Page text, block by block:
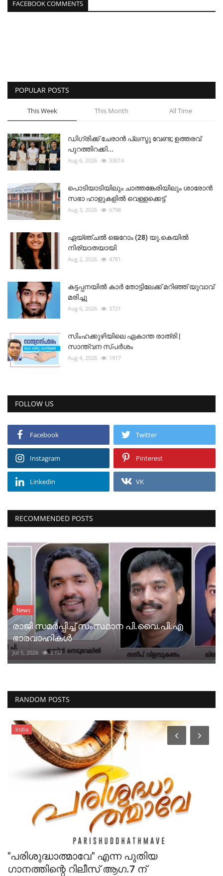
FACEBOOK COMMENTS
POPULAR POSTS
This Week This Month All Time
ഡിഗ്രിക്ക് ചേരാന്‍ പ്ലസ്ടു വേണ്ട; ഉത്തരവ്
പുറത്തിറക്കി...
Aug 6, 2026 33014
പൊടിയാടിയിലും ചാത്തങ്കേരിയിലും ശാരോൻ
സഭാ ഹാളുകളിൽ വെള്ളക്കെട്ട്
Aug 3, 2026 6798
ഏയ്ഞ്ചൽ ജെറോം (28) യു.കെയിൽ
നിര്യാതയായി
Aug 2, 2026 4781
കട്ടപ്പനയിൽ കാർ തോട്ടിലേക്ക് മറിഞ്ഞ് യുവാവ്
മരിച്ചു
Aug 6, 2026 3721
സിംഹക്കുഴിയിലെ ഏകാന്ത രാത്രി |
സാന്ത്വന സ്പർശം
Aug 4, 2026 1917
FOLLOW US
Facebook Twitter
Instagram Pinterest
Linkedin VK
RECOMMENDED POSTS
News
രാജി സമർപ്പിച്ച് സംസ്ഥാന പി.വൈ.പി.എ
ഭാരവാഹികൾ
Jul 5, 2026 5307
RANDOM POSTS
India
"പരിശുദ്ധാത്മാവേ" എന്ന പുതിയ
ഗാനത്തിന്റെ റിലീസ് ആഗ.7 ന്